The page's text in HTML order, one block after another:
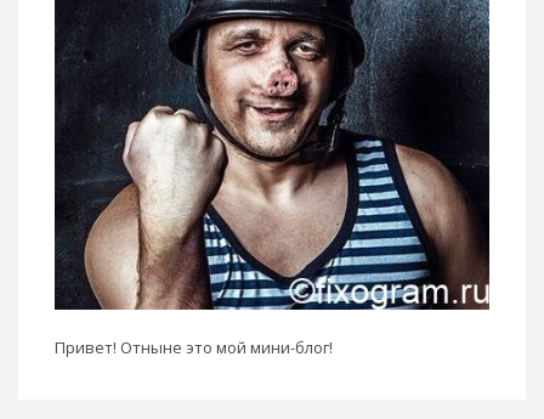
Привет! Отныне это мой мини-блог!